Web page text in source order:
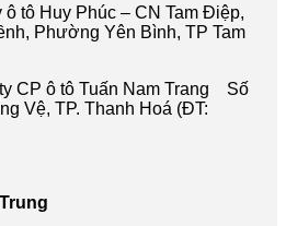
tô Huy Phúc – CN Tam Điệp,
Phường Yên Bình, TP Tam
CP ô tô Tuấn Nam Trang Số
Vệ, TP. Thanh Hoá (ĐT: